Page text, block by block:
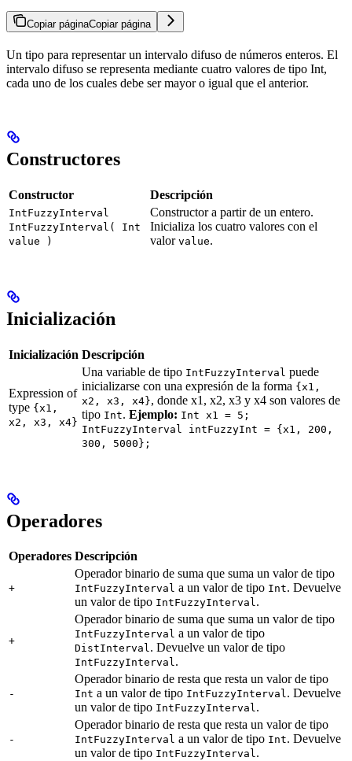
Copiar páginaCopiar página
Un tipo para representar un intervalo difuso de números enteros. El
intervalo difuso se representa mediante cuatro valores de tipo Int,
cada uno de los cuales debe ser mayor o igual que el anterior.
Constructores
Constructor Descripción
IntFuzzyInterval
IntFuzzyInterval( Int
value )
Constructor a partir de un entero.
Inicializa los cuatro valores con el
valor value.
Inicialización
Inicialización Descripción
Expression of
type {x1,
x2, x3, x4}
Una variable de tipo IntFuzzyInterval puede
inicializarse con una expresión de la forma {x1,
x2, x3, x4}, donde x1, x2, x3 y x4 son valores de
tipo Int. Ejemplo: Int x1 = 5;
IntFuzzyInterval intFuzzyInt = {x1, 200,
300, 5000};
Operadores
Operadores Descripción
+
Operador binario de suma que suma un valor de tipo
IntFuzzyInterval a un valor de tipo Int. Devuelve
un valor de tipo IntFuzzyInterval.
+
Operador binario de suma que suma un valor de tipo
IntFuzzyInterval a un valor de tipo
DistInterval. Devuelve un valor de tipo
IntFuzzyInterval.
-
Operador binario de resta que resta un valor de tipo
Int a un valor de tipo IntFuzzyInterval. Devuelve
un valor de tipo IntFuzzyInterval.
-
Operador binario de resta que resta un valor de tipo
IntFuzzyInterval a un valor de tipo Int. Devuelve
un valor de tipo IntFuzzyInterval.